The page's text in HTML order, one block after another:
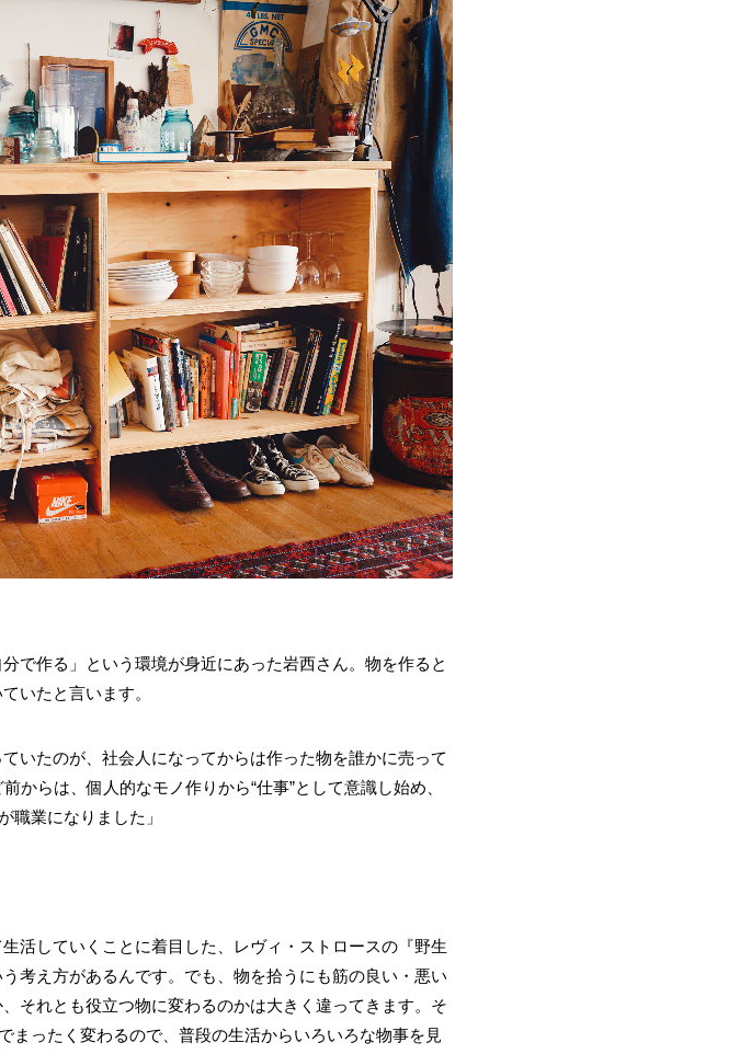
で作る」という環境が身近にあった岩西さん。物を作ると
いたと言います。
いたのが、社会人になってからは作った物を誰かに売って
らは、個人的なモノ作りから“仕事”として意識し始め、
職業になりました」
活していくことに着目した、レヴィ・ストロースの『野生
考え方があるんです。でも、物を拾うにも筋の良い・悪い
それとも役立つ物に変わるのかは大きく違ってきます。そ
まったく変わるので、普段の生活からいろいろな物事を見